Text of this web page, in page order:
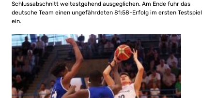
Schlussabschnitt weitestgehend ausgeglichen. Am Ende fuhr das
deutsche Team einen ungefährdeten 81:58-Erfolg im ersten Testspiel
ein.